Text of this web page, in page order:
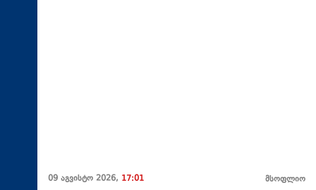
09 აგვისტო 2026, 17:01 მსოფლიო